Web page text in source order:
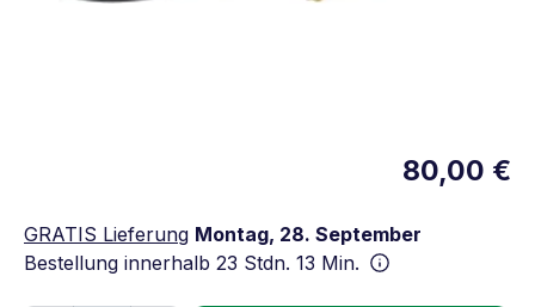
80,00 €
GRATIS Lieferung Montag, 28. September
Bestellung innerhalb 23 Stdn. 13 Min.